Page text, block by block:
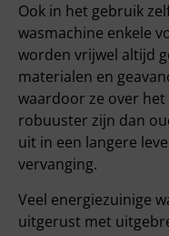
Ook in het gebruik
wasmachine enkele
worden vrijwel altijd
materialen en
waardoor ze over
robuuster zijn dan
uit in een langere
vervanging.
Veel energiezuinige
uitgerust met